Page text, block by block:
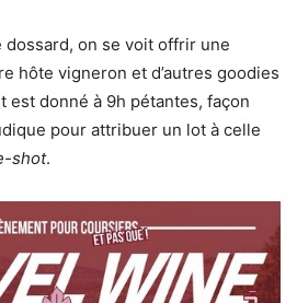
on se voit offrir une
hôte vigneron et d’autres goodies
est donné à 9h pétantes, façon
pour attribuer un lot à celle
shot.